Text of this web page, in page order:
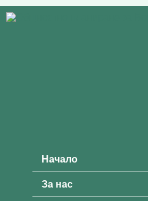
Main menu
Начало
За нас